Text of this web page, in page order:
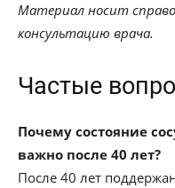
Материал носит
консультацию врача.
Частые
Почему состояние
важно после 40 лет?
После 40 лет